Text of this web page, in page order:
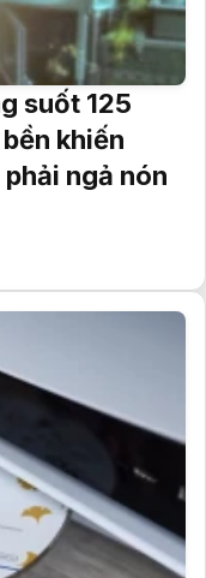
suốt 125
khiến
ngả nón